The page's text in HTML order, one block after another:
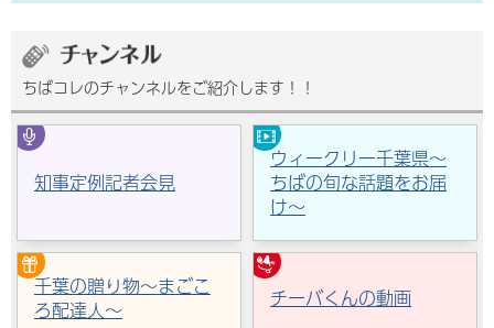
ちばコレのチャンネルをご紹介します！！
知事定例記者会見
ウィークリー千葉県～
ちばの旬な話題をお届
け～
千葉の贈り物～まごこ
ろ配達人～
チーバくんの動画